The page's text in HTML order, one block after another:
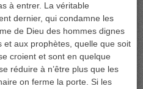
à entrer. La véritable
dernier, qui condamne les
de Dieu des hommes dignes
et aux prophètes, quelle que soit
croient et sont en quelque
réduire à n’être plus que les
on ferme la porte. Si les